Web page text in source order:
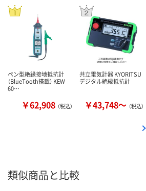
ペン型絶縁接地抵抗計
（BlueTooth搭載） KEW
60…
￥62,908 （税込）
共立電気計器 KYORITSU
デジタル絶縁抵抗計
￥43,748～ （税込）
類似商品と比較